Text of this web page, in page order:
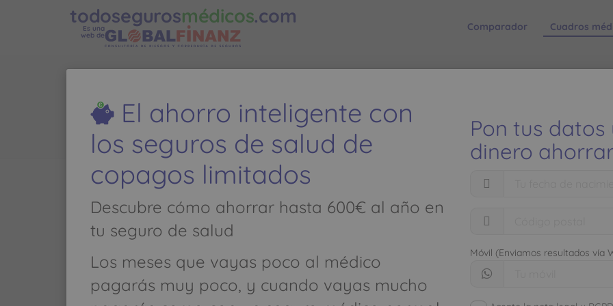
todosegurosmédicos.com
Es una
web de
Comparador Cuadros
MOTIVA - Teléfono: 986 137 305
Llamar al986 137 305
PSICOLOGIA
CALLE JOSE GOMEZ POSADA-CURROS, 8 , OFICINA 4 - 36203
VIGO (PONTEVEDRA)
limitados
El ahorro inteligente con
los seguros de salud de
copagos limitados
Descubre cómo ahorrar hasta 600€ al año en
tu seguro de salud
Los meses que vayas poco al médico
pagarás muy poco, y cuando vayas mucho
Pon tus
dinero
Móvil (Enviamos resultados vía